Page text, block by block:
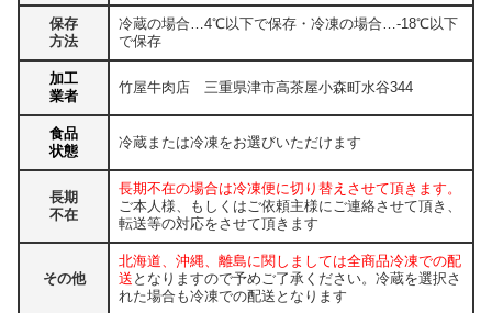
保存
方法
冷蔵の場合…4℃以下で保存・冷凍の場合…-18℃以下
で保存
加工
業者
竹屋牛肉店 三重県津市高茶屋小森町水谷344
食品
状態
冷蔵または冷凍をお選びいただけます
長期
不在
長期不在の場合は冷凍便に切り替えさせて頂きます。
ご本人様、もしくはご依頼主様にご連絡させて頂き、
転送等の対応をさせて頂きます
その他
北海道、沖縄、離島に関しましては全商品冷凍での配
送 となりますので予めご了承ください。冷蔵を選択さ
れた場合も冷凍での配送となります